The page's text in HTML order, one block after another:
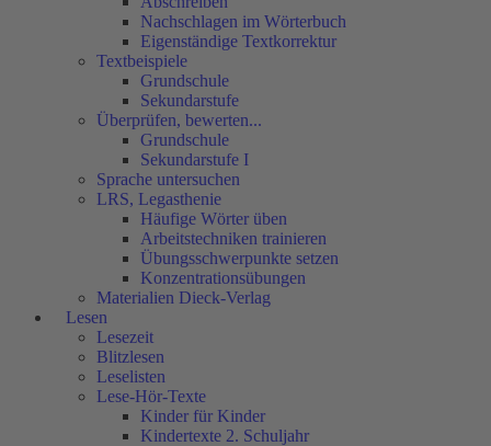
Nachschlagen im Wörterbuch
Eigenständige Textkorrektur
Textbeispiele
Grundschule
Sekundarstufe
Überprüfen, bewerten...
Grundschule
Sekundarstufe I
Sprache untersuchen
LRS, Legasthenie
Häufige Wörter üben
Arbeitstechniken trainieren
Übungsschwerpunkte setzen
Konzentrationsübungen
Materialien Dieck-Verlag
Lesen
Lesezeit
Blitzlesen
Leselisten
Lese-Hör-Texte
Kinder für Kinder
Kindertexte 2. Schuljahr